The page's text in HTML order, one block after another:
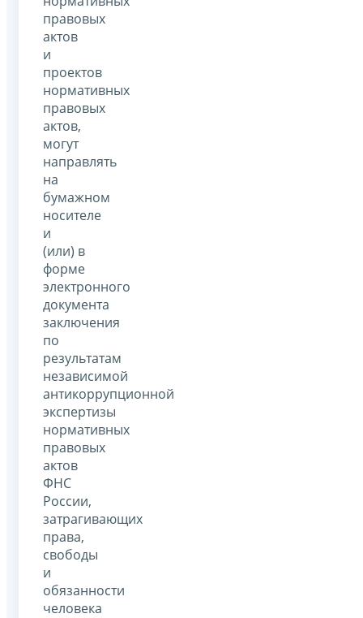
правовых
актов
и
проектов
нормативных
правовых
актов,
могут
направлять
на
бумажном
носителе
и
(или) в
форме
электронного
документа
заключения
по
результатам
независимой
антикоррупционной
экспертизы
нормативных
правовых
актов
ФНС
России,
затрагивающих
права,
свободы
и
обязанности
человека